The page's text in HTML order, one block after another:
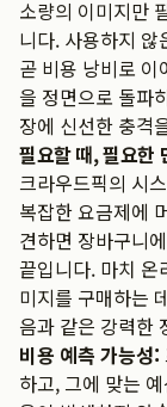
소량의 이미지만
니다. 사용하지
곧 비용 낭비로
을 정면으로 돌파
장에 신선한 충격
필요할 때, 필요한
크라우드픽의 시
복잡한 요금제에
견하면 장바구니
끝입니다. 마치 온
미지를 구매하는
음과 같은 강력한
비용 예측 가능성:
하고, 그에 맞는